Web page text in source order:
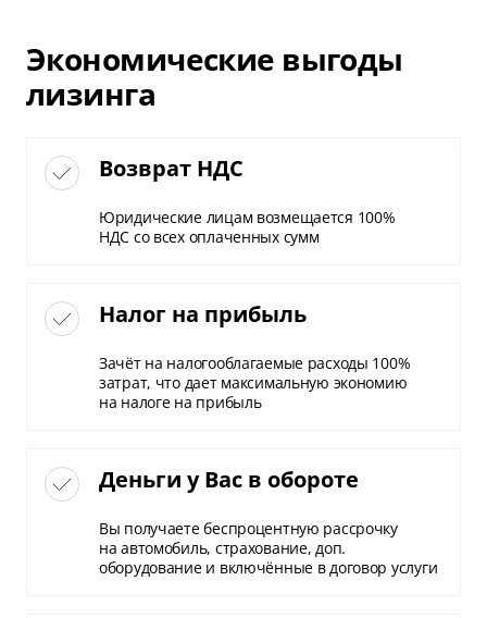
Экономические выгоды
лизинга
Возврат НДС
Юридические лицам возмещается 100%
НДС со всех оплаченных сумм
Налог на прибыль
Зачёт на налогооблагаемые расходы 100%
затрат, что дает максимальную экономию
на налоге на прибыль
Деньги у Вас в обороте
Вы получаете беспроцентную рассрочку
на автомобиль, страхование, доп.
оборудование и включённые в договор услуги